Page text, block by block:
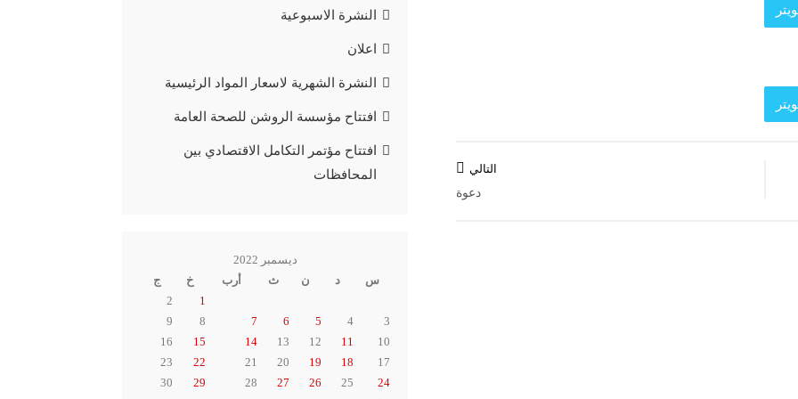
التالي
دعوة
النشرة الاسبوعية
اعلان
النشرة الشهرية لاسعار المواد الرئيسية
افتتاح مؤسسة الروشن للصحة العامة
افتتاح مؤتمر التكامل الاقتصادي بين
المحافظات
ديسمبر 2022
س
د ن ث أرب خ
ج
1
2
3
4
5
6
7
8
9
10
11
12
13
14
15
16
17
18
19
20
21
22
23
24
25
26
27
28
29
30